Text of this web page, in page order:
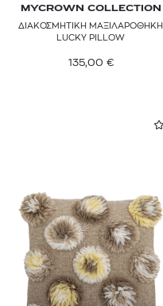
MYCROWN COLLECTION
ΔΙΑΚΟΣΜΗΤΙΚΗ ΜΑΞΙΛΑΡΟΘΗΚΗ
LUCKY PILLOW
135,00 €